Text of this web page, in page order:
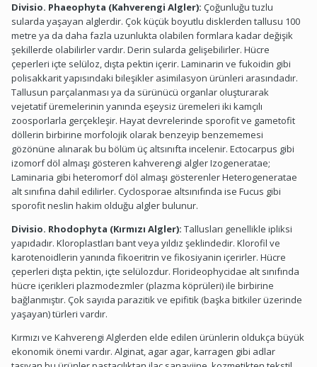
Divisio. Phaeophyta (Kahverengi Algler): Çoğunluğu tuzlu
sularda yaşayan alglerdir. Çok küçük boyutlu disklerden tallusu 100
metre ya da daha fazla uzunlukta olabilen formlara kadar değişik
şekillerde olabilirler vardır. Derin sularda gelişebilirler. Hücre
çeperleri içte selüloz, dışta pektin içerir. Laminarin ve fukoidin gibi
polisakkarit yapısındaki bileşikler asimilasyon ürünleri arasındadır.
Tallusun parçalanması ya da sürünücü organlar oluşturarak
vejetatif üremelerinin yanında eşeysiz üremeleri iki kamçılı
zoosporlarla gerçekleşir. Hayat devrelerinde sporofit ve gametofit
döllerin birbirine morfolojik olarak benzeyip benzememesi
gözönüne alınarak bu bölüm üç altsınıfta incelenir. Ectocarpus gibi
izomorf döl almaşı gösteren kahverengi algler Izogeneratae;
Laminaria gibi heteromorf döl almaşı gösterenler Heterogeneratae
alt sınıfına dahil edilirler. Cyclosporae altsınıfında ise Fucus gibi
sporofit neslin hakim olduğu algler bulunur.
Divisio. Rhodophyta (Kırmızı Algler): Tallusları genellikle ipliksi
yapıdadır. Kloroplastları bant veya yıldız şeklindedir. Klorofil ve
karotenoidlerin yanında fikoeritrin ve fikosiyanin içerirler. Hücre
çeperleri dışta pektin, içte selülozdur. Florideophycidae alt sınıfında
hücre içerikleri plazmodezmler (plazma köprüleri) ile birbirine
bağlanmıştır. Çok sayıda parazitik ve epifitik (başka bitkiler üzerinde
yaşayan) türleri vardır.
Kırmızı ve Kahverengi Alglerden elde edilen ürünlerin oldukça büyük
ekonomik önemi vardır. Alginat, agar agar, karragen gibi adlar